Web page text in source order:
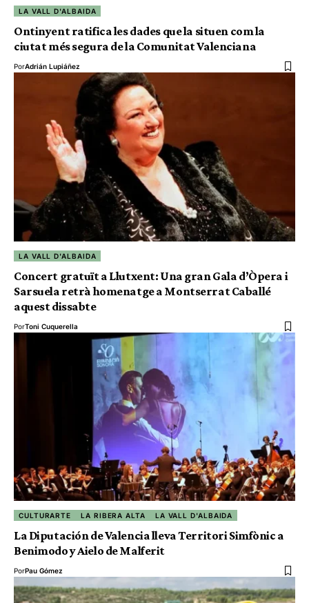
LA VALL D'ALBAIDA
Ontinyent ratifica les dades que la situen com la
ciutat més segura de la Comunitat Valenciana
PorAdrián Lupiáñez
LA VALL D'ALBAIDA
Concert gratuït a Llutxent: Una gran Gala d’Òpera i
Sarsuela retrà homenatge a Montserrat Caballé
aquest dissabte
PorToni Cuquerella
CULTURARTE LA RIBERA ALTA LA VALL D'ALBAIDA
La Diputación de Valencia lleva Territori Simfònic a
Benimodo y Aielo de Malferit
PorPau Gómez